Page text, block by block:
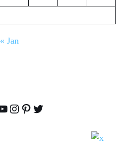
« Jan